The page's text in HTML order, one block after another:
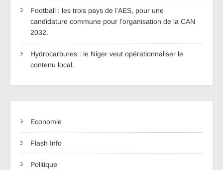
Football : les trois pays de l’AES, pour une
candidature commune pour l’organisation de la CAN
2032.
Hydrocarbures : le Niger veut opérationnaliser le
contenu local.
Economie
Flash Info
Politique